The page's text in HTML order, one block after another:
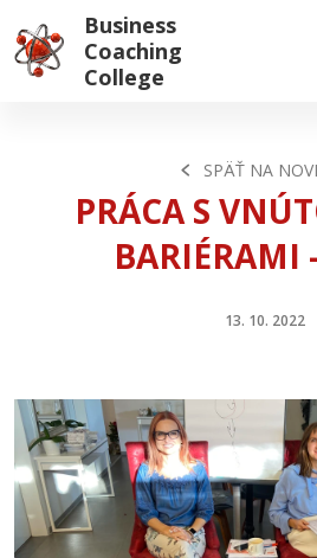
Business
Coaching
College
SPÄŤ NA
PRÁCA S
BARIÉRAMI
13. 10. 2022